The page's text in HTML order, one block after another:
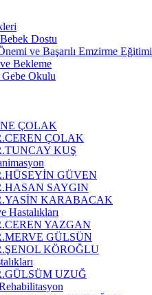
Dostu
ve Başarılı Emzirme Eğitimi
Bekleme
Okulu
ÇOLAK
ÇOLAK
KUŞ
GÜVEN
SAYGIN
KARABACAK
Hastalıkları
YAZGAN
GÜLSÜN
KÖROĞLU
UZUĞ